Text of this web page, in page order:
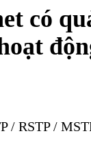
có
/ RSTP /